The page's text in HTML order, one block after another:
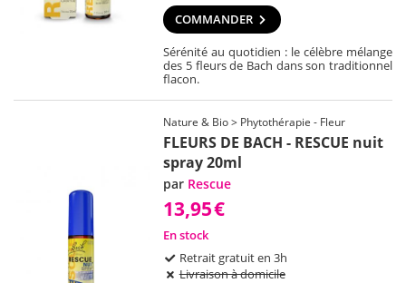
COMMANDER
Sérénité au quotidien : le célèbre mélange
des 5 fleurs de Bach dans son traditionnel
flacon.
Nature & Bio > Phytothérapie - Fleur
FLEURS DE BACH - RESCUE nuit
spray 20ml
par Rescue
13,95€
En stock
Retrait gratuit en 3h
Livraison à domicile